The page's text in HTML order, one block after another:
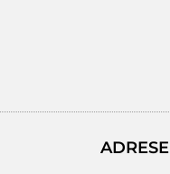
ADRESE